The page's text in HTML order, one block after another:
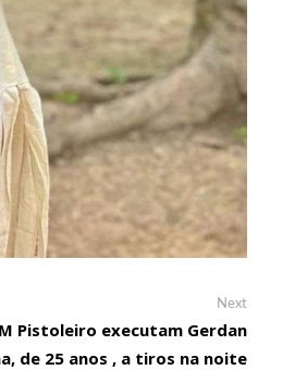
NextNext
Pistoleiro executam Gerdan
de 25 anos , a tiros na noite